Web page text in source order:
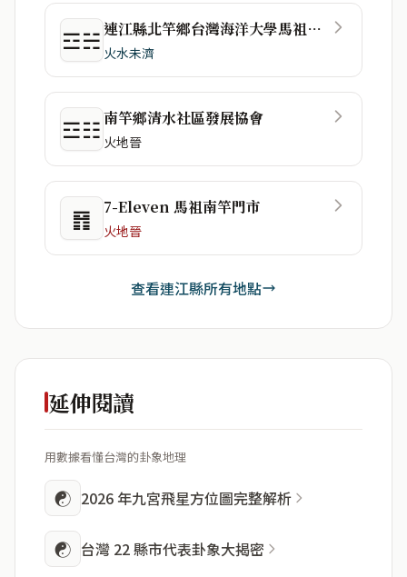
☲☵ 連江縣北竿鄉台灣海洋大學馬祖校區
火水未濟
☲☷南竿鄉清水社區發展協會
火地晉
䷢ 7-Eleven 馬祖南竿門市
火地晉
查看連江縣所有地點
延伸閱讀
用數據看懂台灣的卦象地理
☯ 2026 年九宮飛星方位圖完整解析
☯ 台灣 22 縣市代表卦象大揭密